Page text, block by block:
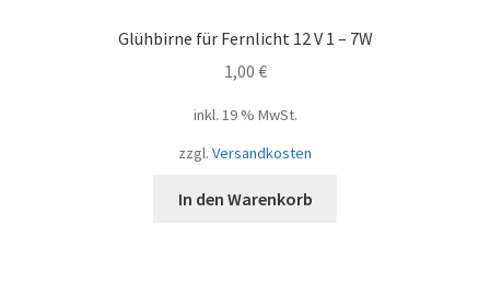
Glühbirne für Fernlicht 12 V 1 – 7W
1,00 €
inkl. 19 % MwSt.
zzgl. Versandkosten
In den Warenkorb